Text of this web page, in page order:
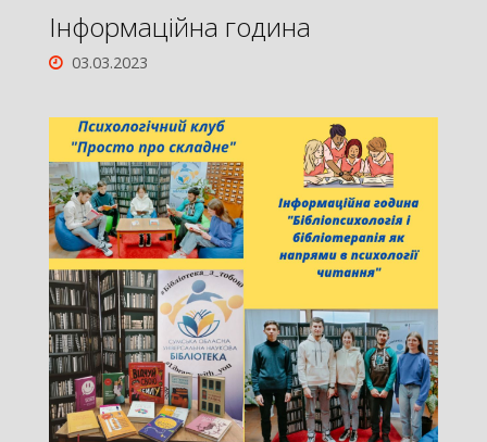
Інформаційна година
03.03.2023